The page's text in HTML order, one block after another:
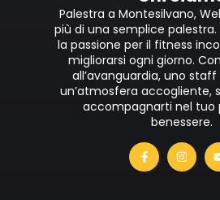
Palestra a Montesilvano,
più di una semplice palestra.
la passione per il fitness
migliorarsi ogni giorno.
all’avanguardia, uno
un’atmosfera accogliente,
accompagnarti nel tuo
benessere.